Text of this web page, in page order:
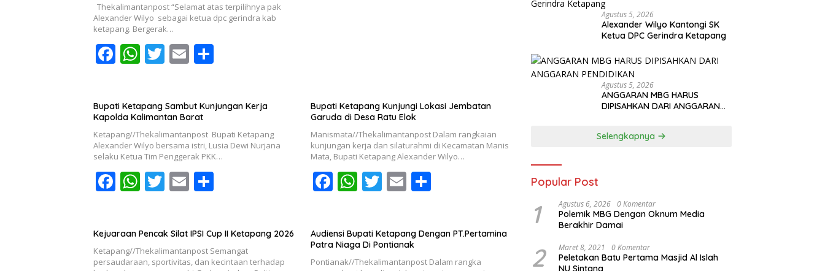
Thekalimantanpost “Selamat atas terpilihnya pak
Alexander Wilyo sebagai ketua dpc gerindra kab
ketapang. Bergerak…
F
ac
b
o
o
k
W
h
s
A
p
p
T
w
er
E
m
l e
Bupati Ketapang Sambut Kunjungan Kerja
Kapolda Kalimantan Barat
Ketapang//Thekalimantanpost Bupati Ketapang
Alexander Wilyo bersama istri, Lusia Dewi Nurjana
selaku Ketua Tim Penggerak PKK…
F
ac
b
o
W
h
s
A
T
w
er
E
m
l e
Bupati Ketapang Kunjungi Lokasi Jembatan
Garuda di Desa Ratu Elok
Manismata//Thekalimantanpost Dalam rangkaian
kunjungan kerja dan silaturahmi di Kecamatan Manis
Mata, Bupati Ketapang Alexander Wilyo…
F
ac
b
o
W
h
s
A
T
w
er
E
m
l
S
e
Kejuaraan Pencak Silat IPSI Cup II Ketapang 2026
Ketapang//Thekalimantanpost Semangat
persaudaraan, sportivitas, dan kecintaan terhadap
Audiensi Bupati Ketapang Dengan PT.Pertamina
Patra Niaga Di Pontianak
Pontianak//Thekalimantanpost Dalam rangka
Agustus 5, 2026
Alexander Wilyo Kantongi SK
Ketua DPC Gerindra Ketapang
Agustus 5, 2026
ANGGARAN MBG HARUS
DIPISAHKAN DARI ANGGARAN
Selengkapnya
Popular Post
1 Agustus 6, 2026 0 Komentar
Polemik MBG Dengan Oknum Media
Berakhir Damai
2 Maret 8, 2021 0 Komentar
Peletakan Batu Pertama Masjid Al Islah
NU Sintang